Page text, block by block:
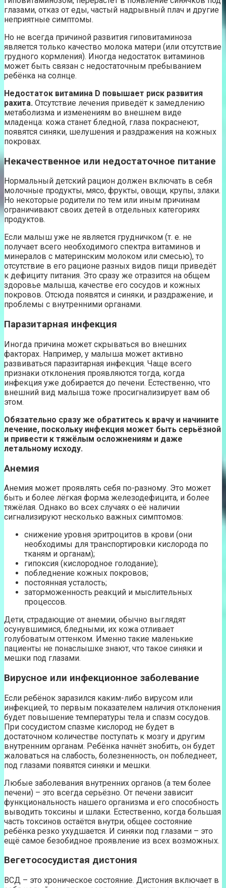
глазами, отказ от еды, частый надрывный плач и другие
неприятные симптомы.
Но не всегда причиной развития гиповитаминоза
является только качество молока матери (или отсутствие
грудного кормления). Иногда недостаток витаминов
может быть связан с недостаточным пребыванием
ребёнка на солнце.
Недостаток витамина D повышает риск развития
рахита. Отсутствие лечения приведёт к замедлению
метаболизма и изменениям во внешнем виде
младенца: кожа станет бледной, глаза покраснеют,
появятся синяки, шелушения и раздражения на кожных
покровах.
Некачественное или недостаточное питание
Нормальный детский рацион должен включать в себя
молочные продукты, мясо, фрукты, овощи, крупы, злаки.
Но некоторые родители по тем или иным причинам
ограничивают своих детей в отдельных категориях
продуктов.
Если малыш уже не является грудничком (т. е. не
получает всего необходимого спектра витаминов и
минералов с материнским молоком или смесью), то
отсутствие в его рационе разных видов пищи приведёт
к дефициту питания. Это сразу же отразится на общем
здоровье малыша, качестве его сосудов и кожных
покровов. Отсюда появятся и синяки, и раздражение, и
проблемы с внутренними органами.
Паразитарная инфекция
Иногда причина может скрываться во внешних
факторах. Например, у малыша может активно
развиваться паразитарная инфекция. Чаще всего
признаки отклонения проявляются тогда, когда
инфекция уже добирается до печени. Естественно, что
внешний вид малыша тоже просигнализирует вам об
этом.
Обязательно сразу же обратитесь к врачу и начините
лечение, поскольку инфекция может быть серьёзной
и привести к тяжёлым осложнениям и даже
летальному исходу.
Анемия
Анемия может проявлять себя по-разному. Это может
быть и более лёгкая форма железодефицита, и более
тяжёлая. Однако во всех случаях о её наличии
сигнализируют несколько важных симптомов:
снижение уровня эритроцитов в крови (они
необходимы для транспортировки кислорода по
тканям и органам);
гипоксия (кислородное голодание);
побледнение кожных покровов;
постоянная усталость;
заторможенность реакций и мыслительных
процессов.
Дети, страдающие от анемии, обычно выглядят
осунувшимися, бледными, их кожа отливает
голубоватым оттенком. Именно такие маленькие
пациенты не понаслышке знают, что такое синяки и
мешки под глазами.
Вирусное или инфекционное заболевание
Если ребёнок заразился каким-либо вирусом или
инфекцией, то первым показателем наличия отклонения
будет повышение температуры тела и спазм сосудов.
При сосудистом спазме кислород не будет в
достаточном количестве поступать к мозгу и другим
внутренним органам. Ребёнка начнёт знобить, он будет
жаловаться на слабость, болезненность, он побледнеет,
под глазами появятся синяки и мешки.
Любые заболевания внутренних органов (а тем более
печени) – это всегда серьёзно. От печени зависит
функциональность нашего организма и его способность
выводить токсины и шлаки. Естественно, когда большая
часть токсинов остаётся внутри, общее состояние
ребёнка резко ухудшается. И синяки под глазами – это
ещё самое безобидное проявление из всех возможных.
Вегетососудистая дистония
ВСД – это хроническое состояние. Дистония включает в